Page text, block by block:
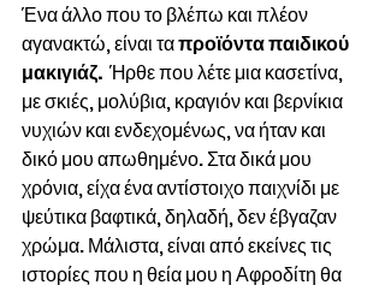
Ένα άλλο που το βλέπω και πλέον
αγανακτώ, είναι τα προϊόντα παιδικού
μακιγιάζ. Ήρθε που λέτε μια κασετίνα,
με σκιές, μολύβια, κραγιόν και βερνίκια
νυχιών και ενδεχομένως, να ήταν και
δικό μου απωθημένο. Στα δικά μου
χρόνια, είχα ένα αντίστοιχο παιχνίδι με
ψεύτικα βαφτικά, δηλαδή, δεν έβγαζαν
χρώμα. Μάλιστα, είναι από εκείνες τις
ιστορίες που η θεία μου η Αφροδίτη θα